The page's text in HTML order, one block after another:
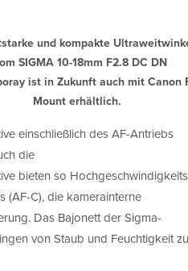
und kompakte
SIGMA 10-18mm F2.8 DC DN
ist in Zukunft auch mit Canon
Mount erhältlich.
einschließlich des AF-Antriebs
die
bieten so
C), die kamerainterne
Das Bajonett der Sigma-
von Staub und Feuchtigkeit zu